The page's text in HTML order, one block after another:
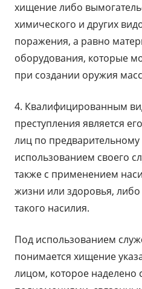
хищение либо
химического и других
поражения, а равно
оборудования, которые
при создании оружия
4. Квалифицированным
преступления является
лиц по
использованием своего
также с применением
жизни или здоровья,
такого насилия.
Под использованием
понимается хищение
лицом, которое наделено